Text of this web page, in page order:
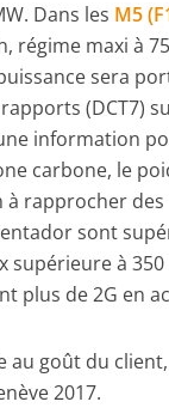
Dans les M5
régime maxi à
sera
(DCT7)
information
carbone, le
rapprocher des
sont
supérieure à
plus de 2G en
goût du
2017.